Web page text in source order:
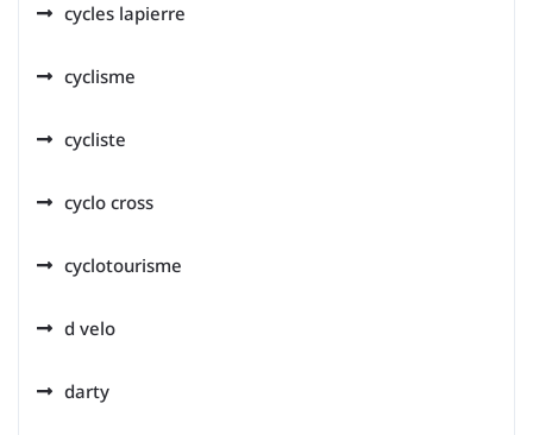
cycles lapierre
cyclisme
cycliste
cyclo cross
cyclotourisme
d velo
darty